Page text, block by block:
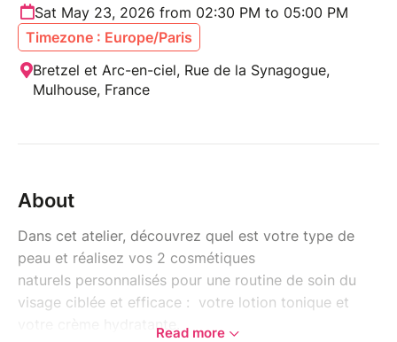
Sat May 23, 2026 from 02:30 PM to 05:00 PM
Timezone : Europe/Paris
Bretzel et Arc-en-ciel, Rue de la Synagogue,
Mulhouse, France
About
Dans cet atelier, découvrez quel est votre type de
peau et réalisez vos 2 cosmétiques
naturels personnalisés pour une routine de soin du
visage ciblée et efficace : votre lotion tonique et
votre crème hydratante.Read more